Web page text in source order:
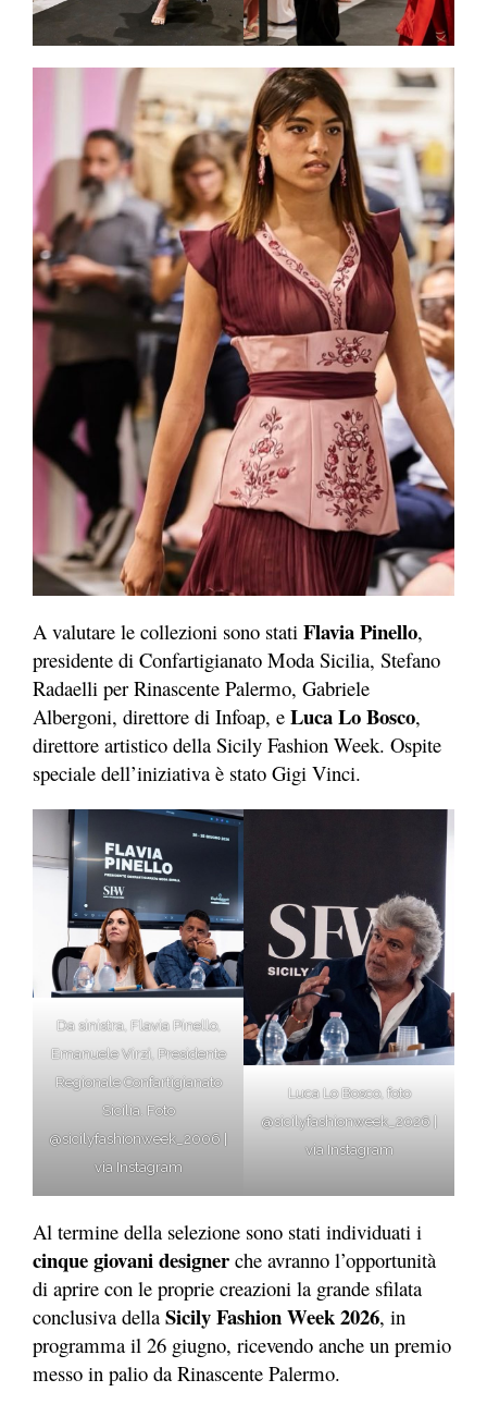
A valutare le collezioni sono stati Flavia Pinello,
presidente di Confartigianato Moda Sicilia, Stefano
Radaelli per Rinascente Palermo, Gabriele
Albergoni, direttore di Infoap, e Luca Lo Bosco,
direttore artistico della Sicily Fashion Week. Ospite
speciale dell’iniziativa è stato Gigi Vinci.
Da sinistra, Flavia Pinello,
Emanuele Virzì, Presidente
Regionale Confartigianato
Sicilia. Foto
@sicilyfashionweek_2006 |
via Instagram
Luca Lo Bosco, foto
@sicilyfashionweek_2026 |
via Instagram
Al termine della selezione sono stati individuati i
cinque giovani designer che avranno l’opportunità
di aprire con le proprie creazioni la grande sfilata
conclusiva della Sicily Fashion Week 2026, in
programma il 26 giugno, ricevendo anche un premio
messo in palio da Rinascente Palermo.